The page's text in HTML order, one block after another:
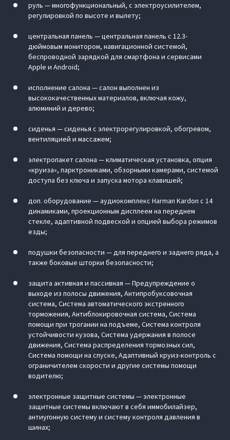
руль — многофункциональный, с электроусилителем,
регулировкой по высоте и вылету;
центральная панель — центральная панель с 12.3-
дюймовым монитором, навигационной системой,
беспроводной зарядкой для смартфона и сервисами
Apple и Android;
исполнение салона — салон выполнен из
высококачественных материалов, включая кожу,
алюминий и дерево;
сиденья — сиденья с электрорегулировкой, обогревом,
вентиляцией и массажем;
электропакет салона — климатическая установка, опция
«круиза», парктрониками, обзорными камерами, системой
доступа без ключа и запуска мотора клавишей;
доп. оборудование — аудиокомплекс Harman Kardon с 14
динамиками, проекционным дисплеем на переднем
стекле, адаптивной подвеской и опцией выбора режимов
езды;
подушки безопасности — для переднего и заднего ряда, а
также боковые шторки безопасности;
защита активная и пассивная — Предупреждение о
выходе из полосы движения, Антипробуксовочная
система, Система автоматического экстренного
торможения, Антиблокировочная система, Cистема
помощи при трогании на подъеме, Система контроля
устойчивости кузова, Система удержания в полосе
движения, Система распределения тормозных сил,
Система помощи на спуске, Адаптивный круиз-контроль с
ограничителем скорости и другие системы помощи
водителю;
электронные защитные системы — электронные
защитные системы включают в себя иммобилайзер,
антиугонную систему и систему контроля давления в
шинах;